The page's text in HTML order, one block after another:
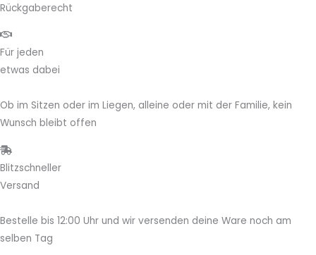
Rückgaberecht
Für jeden
etwas dabei
Ob im Sitzen oder im Liegen, alleine oder mit der Familie, kein
Wunsch bleibt offen
Blitzschneller
Versand
Bestelle bis 12:00 Uhr und wir versenden deine Ware noch am
selben Tag